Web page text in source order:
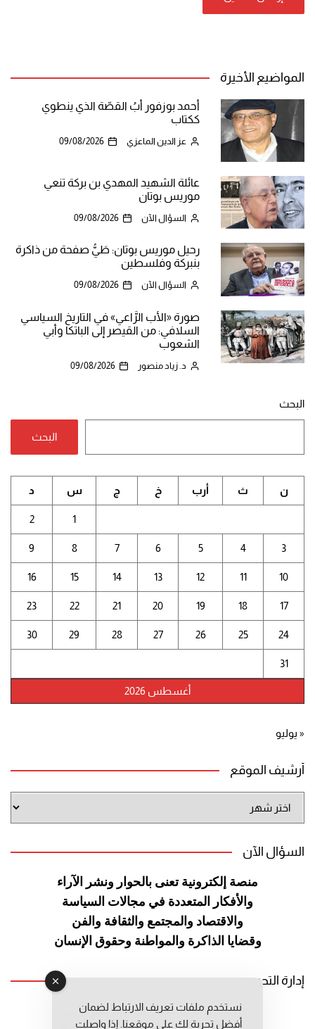
المواضيع الأخيرة
أحمد بوزفور أبُ القصّة الذي ينطوي
ككتاب
عز الدين الماعزي 09/08/2026
عائلة الشهيد المهدي بن بركة تنعي
موريس بوتان
السؤال الآن 09/08/2026
رحيل موريس بوتان: طَيُّ صفحة من ذاكرة
بنبركة وفلسطين
السؤال الآن 09/08/2026
صورة «الأب الرَّاعي» في التاريخ السياسي
السلافي: من القيصر إلى الباتكا وأبي
الشعوب
د. زياد منصور 09/08/2026
البحث
البحث
أغسطس 2026
ن ث أرب خ ج س د
1
2
3
4
5
6
7
8
9
10
11
12
13
14
15
16
17
18
19
20
21
22
23
24
25
26
27
28
29
30
31
« يوليو
أرشيف الموقع
الموقع
السؤال الآن
منصة إلكترونية تعنى بالحوار ونشر الآراء
والأفكار المتعددة في مجالات السياسة
والاقتصاد والمجتمع والثقافة والفن
وقضايا الذاكرة والمواطنة وحقوق الإنسان
إدارة التحرير
رئيس التحرير: عبد الرحيم التوراني
نستخدم ملفات تعريف الارتباط لضمان
أفضل تجربة لك على موقعنا. إذا واصلت